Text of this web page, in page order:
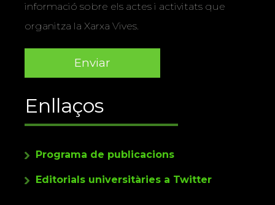
informació sobre els actes i activitats que
organitza la Xarxa Vives.
Enllaços
Programa de publicacions
Editorials universitàries a Twitter